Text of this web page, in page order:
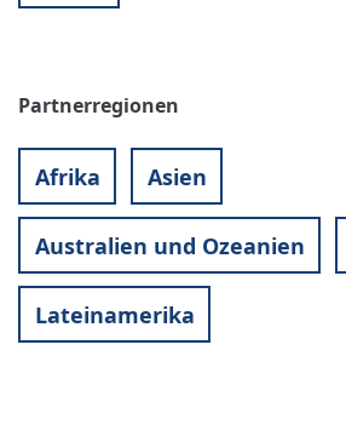
Partnerregionen
Afrika Asien
Australien und Ozeanien
Lateinamerika